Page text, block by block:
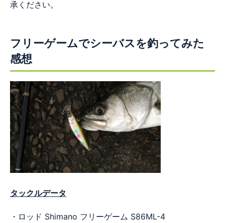
承ください。
フリーゲームでシーバスを釣ってみた
感想
タックルデータ
・ロッド Shimano フリーゲーム S86ML-4